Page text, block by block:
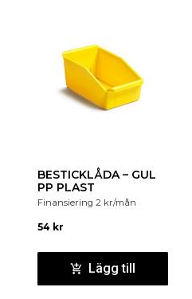
BESTICKLÅDA – GUL
PP PLAST
Finansiering 2 kr/mån
54 kr
Lägg till